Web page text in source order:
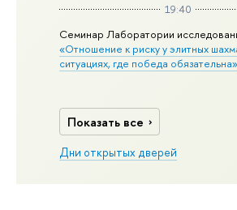
19:40
Семинар Лаборатории
«Отношение к риску у элитных
ситуациях, где победа обязательна»
Показать все
Дни открытых дверей